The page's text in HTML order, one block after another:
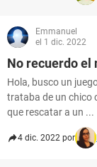
Emmanuel
el 1 dic. 2022
No recuerdo el
Hola, busco un
trataba de un chico
que rescatar a un ...
4 dic. 2022 por